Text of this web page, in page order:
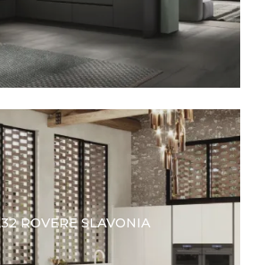
ROVERE SLAVONIA